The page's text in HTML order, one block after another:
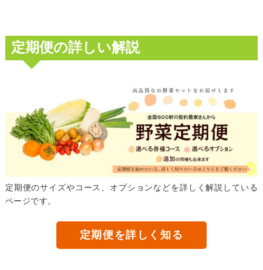
定期便の詳しい解説
定期便のサイズやコース、オプションなどを詳しく解説している
ページです。
定期便を詳しく知る